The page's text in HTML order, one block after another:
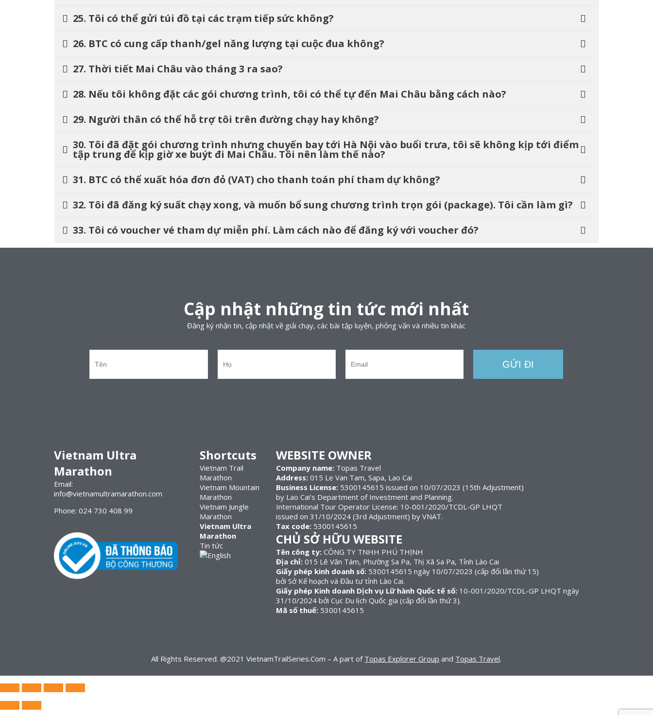
25. Tôi có thể gửi túi đồ tại các trạm tiếp sức không?
26. BTC có cung cấp thanh/gel năng lượng tại cuộc đua không?
27. Thời tiết Mai Châu vào tháng 3 ra sao?
28. Nếu tôi không đặt các gói chương trình, tôi có thể tự đến Mai Châu bằng cách nào?
29. Người thân có thể hỗ trợ tôi trên đường chạy hay không?
30. Tôi đã đặt gói chương trình nhưng chuyến bay tới Hà Nội vào buổi trưa, tôi sẽ không kịp tới điểm
tập trung để kịp giờ xe buýt đi Mai Châu. Tôi nên làm thế nào?
31. BTC có thể xuất hóa đơn đỏ (VAT) cho thanh toán phí tham dự không?
32. Tôi đã đăng ký suất chạy xong, và muốn bổ sung chương trình trọn gói (package). Tôi cần làm gì?
33. Tôi có voucher vé tham dự miễn phí. Làm cách nào để đăng ký với voucher đó?
Cập nhật những tin tức mới nhất
Đăng ký nhận tin, cập nhật về giải chạy, các bài tập luyện, phỏng vấn và nhiều tin khác
Vietnam Ultra
Marathon
Email:
info@vietnamultramarathon.com
Phone: 024 730 408 99
Shortcuts
Vietnam Trail
Marathon
Vietnam Mountain
Marathon
Vietnam Jungle
Marathon
Vietnam Ultra
Marathon
Tin tức
WEBSITE OWNER
Company name: Topas Travel
Address: 015 Le Van Tam, Sapa, Lao Cai
Business License: 5300145615 issued on 10/07/2023 (15th Adjustment)
by Lao Cai's Department of Investment and Planning.
International Tour Operator License: 10-001/2020/TCDL-GP LHQT
issued on 31/10/2024 (3rd Adjustment) by VNAT.
Tax code: 5300145615
CHỦ SỞ HỮU WEBSITE
Tên công ty:CÔNG TY TNHH PHÚ THỊNH
Địa chỉ:015 Lê Văn Tám, Phường Sa Pa, Thị Xã Sa Pa, Tỉnh Lào Cai
Giấy phép kinh doanh số: 5300145615 ngày 10/07/2023 (cấp đổi lần thứ 15)
bởi Sở Kế hoạch và Đầu tư tỉnh Lào Cai.
Giấy phép Kinh doanh Dịch vụ Lữ hành Quốc tế số: 10-001/2020/TCDL-GP LHQT ngày
31/10/2024 bởi Cục Du lịch Quốc gia (cấp đổi lần thứ 3).
Mã số thuế: 5300145615
All Rights Reserved. @2021 VietnamTrailSeries.Com – A part of Topas Explorer Group and Topas Travel.